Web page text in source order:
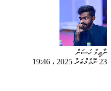
ނާޒިމް ހަސަން
23 ނޮވެމްބަރު 2025
، 19:46